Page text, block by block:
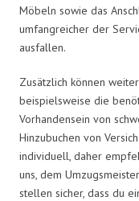
Möbeln sowie das
umfangreicher der
ausfallen.
Zusätzlich können
beispielsweise die
Vorhandensein von
Hinzubuchen von
individuell, daher
uns, dem
stellen sicher, dass du